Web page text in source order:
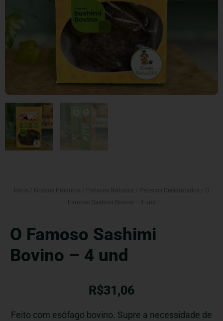
Início Nossos Produtos Petiscos Naturais Petiscos Desidratados
Famoso Sashimi Bovino – 4 und
O Famoso Sashimi
Bovino – 4 und
R$31,06
Feito com esôfago bovino. Supre a necessidade de